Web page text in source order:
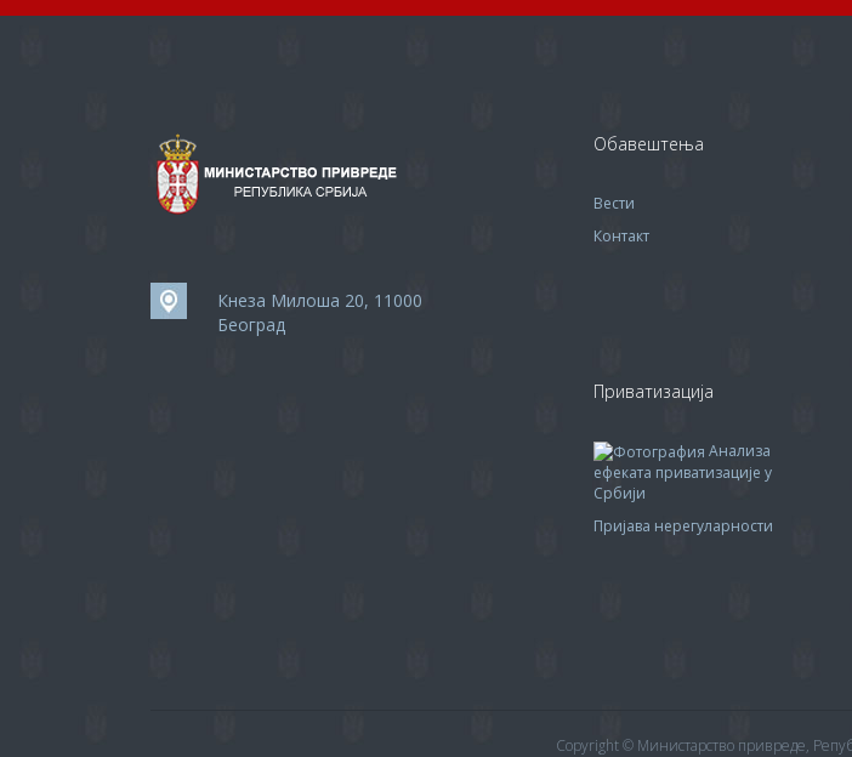
Кнеза Милоша 20, 11000
Београд
Обавештења
Вести
Контакт
Приватизација
Анализа
ефеката приватизације у
Србији
Пријава нерегуларности
Copyright © Министарство привреде,